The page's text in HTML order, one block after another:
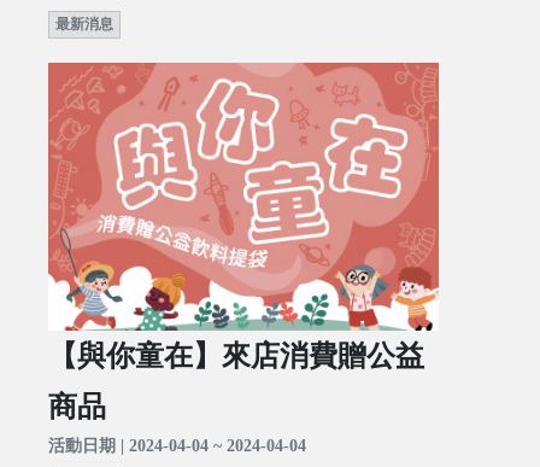
最新消息
【與你童在】來店消費贈公益
商品
活動日期 | 2024-04-04 ~ 2024-04-04